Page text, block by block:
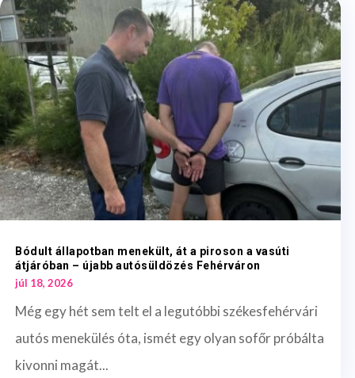
Bódult állapotban menekült, át a piroson a vasúti
átjáróban – újabb autósüldözés Fehérváron
júl 18, 2026
Még egy hét sem telt el a legutóbbi székesfehérvári
autós menekülés óta, ismét egy olyan sofőr próbálta
kivonni magát...